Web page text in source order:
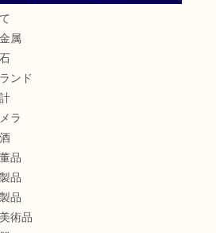
属
ンド
ラ
品
品
品
術品